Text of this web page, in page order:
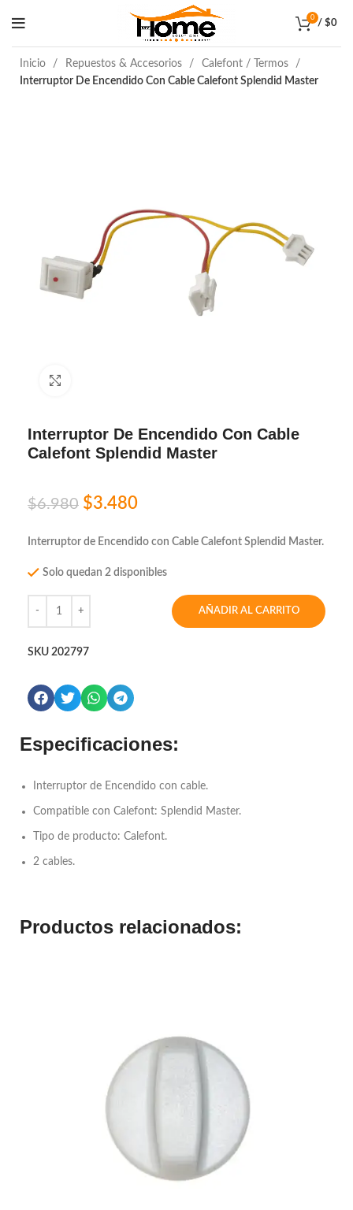
0
/ $0
Inicio Repuestos & Accesorios
Calefont / Termos
Interruptor De Encendido Con Cable Calefont Splendid Master
Interruptor De Encendido Con Cable
Calefont Splendid Master
$6.980 $3.480
Interruptor de Encendido con Cable Calefont Splendid Master.
Solo quedan 2 disponibles
AÑADIR AL CARRITO
SKU 202797
Especificaciones:
Interruptor de Encendido con cable.
Compatible con Calefont: Splendid Master.
Tipo de producto: Calefont.
2 cables.
Productos relacionados: